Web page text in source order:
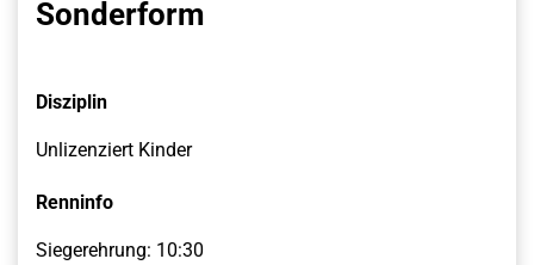
Sonderform
Disziplin
Unlizenziert Kinder
Renninfo
Siegerehrung: 10:30